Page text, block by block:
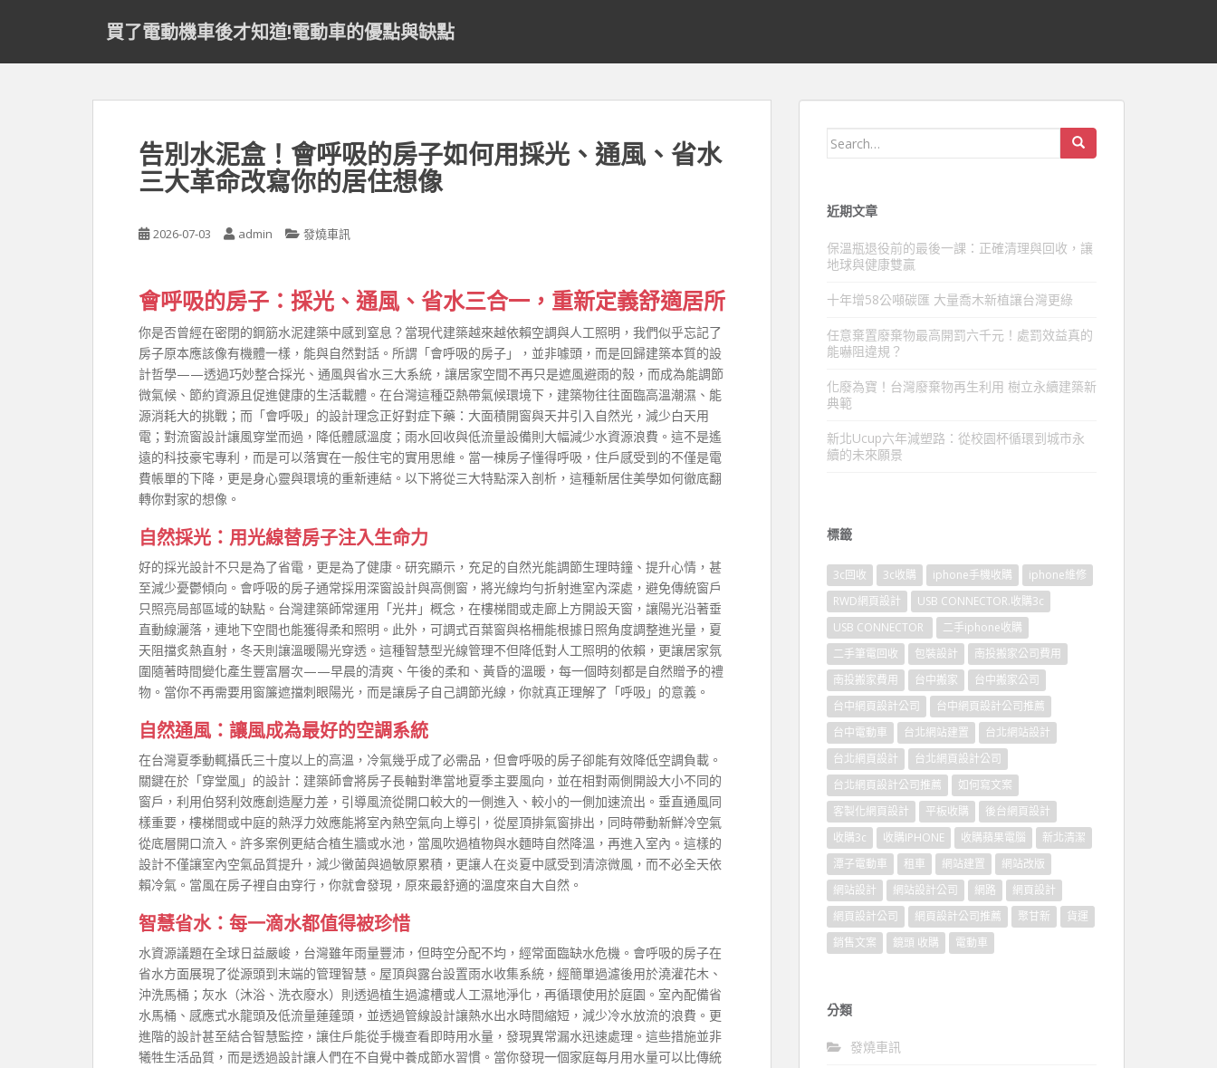
買了電動機車後才知道!電動車的優點與缺點
告別水泥盒！會呼吸的房子如何用採光、通風、省水
三大革命改寫你的居住想像
2026-07-03 admin 發燒車訊
會呼吸的房子：採光、通風、省水三合一，重新定義舒適居所
你是否曾經在密閉的鋼筋水泥建築中感到窒息？當現代建築越來越依賴空調與人工照明，我們似乎忘記了
房子原本應該像有機體一樣，能與自然對話。所謂「會呼吸的房子」，並非噱頭，而是回歸建築本質的設
計哲學——透過巧妙整合採光、通風與省水三大系統，讓居家空間不再只是遮風避雨的殼，而成為能調節
微氣候、節約資源且促進健康的生活載體。在台灣這種亞熱帶氣候環境下，建築物往往面臨高溫潮濕、能
源消耗大的挑戰；而「會呼吸」的設計理念正好對症下藥：大面積開窗與天井引入自然光，減少白天用
電；對流窗設計讓風穿堂而過，降低體感溫度；雨水回收與低流量設備則大幅減少水資源浪費。這不是遙
遠的科技豪宅專利，而是可以落實在一般住宅的實用思維。當一棟房子懂得呼吸，住戶感受到的不僅是電
費帳單的下降，更是身心靈與環境的重新連結。以下將從三大特點深入剖析，這種新居住美學如何徹底翻
轉你對家的想像。
自然採光：用光線替房子注入生命力
好的採光設計不只是為了省電，更是為了健康。研究顯示，充足的自然光能調節生理時鐘、提升心情，甚
至減少憂鬱傾向。會呼吸的房子通常採用深窗設計與高側窗，將光線均勻折射進室內深處，避免傳統窗戶
只照亮局部區域的缺點。台灣建築師常運用「光井」概念，在樓梯間或走廊上方開設天窗，讓陽光沿著垂
直動線灑落，連地下空間也能獲得柔和照明。此外，可調式百葉窗與格柵能根據日照角度調整進光量，夏
天阻擋炙熱直射，冬天則讓溫暖陽光穿透。這種智慧型光線管理不但降低對人工照明的依賴，更讓居家氛
圍隨著時間變化產生豐富層次——早晨的清爽、午後的柔和、黃昏的溫暖，每一個時刻都是自然贈予的禮
物。當你不再需要用窗簾遮擋刺眼陽光，而是讓房子自己調節光線，你就真正理解了「呼吸」的意義。
自然通風：讓風成為最好的空調系統
在台灣夏季動輒攝氏三十度以上的高溫，冷氣幾乎成了必需品，但會呼吸的房子卻能有效降低空調負載。
關鍵在於「穿堂風」的設計：建築師會將房子長軸對準當地夏季主要風向，並在相對兩側開設大小不同的
窗戶，利用伯努利效應創造壓力差，引導風流從開口較大的一側進入、較小的一側加速流出。垂直通風同
樣重要，樓梯間或中庭的熱浮力效應能將室內熱空氣向上導引，從屋頂排氣窗排出，同時帶動新鮮冷空氣
從底層開口流入。許多案例更結合植生牆或水池，當風吹過植物與水麵時自然降溫，再進入室內。這樣的
設計不僅讓室內空氣品質提升，減少黴菌與過敏原累積，更讓人在炎夏中感受到清涼微風，而不必全天依
賴冷氣。當風在房子裡自由穿行，你就會發現，原來最舒適的溫度來自大自然。
智慧省水：每一滴水都值得被珍惜
水資源議題在全球日益嚴峻，台灣雖年雨量豐沛，但時空分配不均，經常面臨缺水危機。會呼吸的房子在
省水方面展現了從源頭到末端的管理智慧。屋頂與露台設置雨水收集系統，經簡單過濾後用於澆灌花木、
沖洗馬桶；灰水（沐浴、洗衣廢水）則透過植生過濾槽或人工濕地淨化，再循環使用於庭園。室內配備省
水馬桶、感應式水龍頭及低流量蓮蓬頭，並透過管線設計讓熱水出水時間縮短，減少冷水放流的浪費。更
進階的設計甚至結合智慧監控，讓住戶能從手機查看即時用水量，發現異常漏水迅速處理。這些措施並非
犧牲生活品質，而是透過設計讓人們在不自覺中養成節水習慣。當你發現一個家庭每月用水量可以比傳統
Search
近期文章
保溫瓶退役前的最後一課：正確清理與回收，讓
地球與健康雙贏
十年增58公噸碳匯 大量喬木新植讓台灣更綠
任意棄置廢棄物最高開罰六千元！處罰效益真的
能嚇阻違規？
化廢為寶！台灣廢棄物再生利用 樹立永續建築新
典範
新北Ucup六年減塑路：從校園杯循環到城市永
續的未來願景
標籤
3c回收 3c收購 iphone手機收購
iphone維修
RWD網頁設計
USB CONNECTOR.收購3c
USB CONNECTOR
二手iphone收購
二手筆電回收
包裝設計
南投搬家公司費用
南投搬家費用
台中搬家
台中搬家公司
台中網頁設計公司
台中網頁設計公司推薦
台中電動車
台北網站建置
台北網站設計
台北網頁設計
台北網頁設計公司
台北網頁設計公司推薦
如何寫文案
客製化網頁設計
平板收購
後台網頁設計
收購3c
收購IPHONE 收購蘋果電腦
新北清潔
潭子電動車
租車 網站建置
網站改版
網站設計
網站設計公司 網路
網頁設計
網頁設計公司
網頁設計公司推薦 聚甘新
貨運
銷售文案
鏡頭 收購 電動車
分類
發燒車訊